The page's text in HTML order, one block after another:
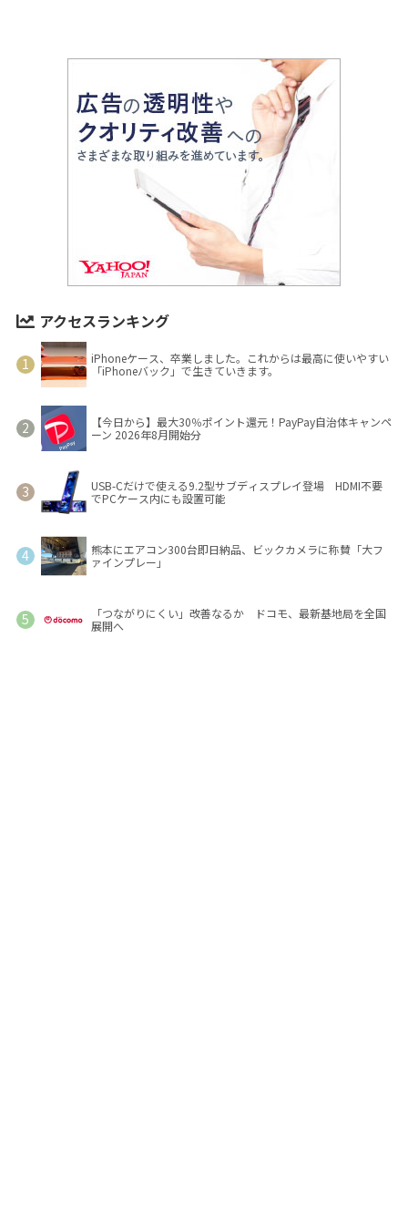
アクセスランキング
iPhoneケース、卒業しました。これからは最高に使いやすい
「iPhoneバック」で生きていきます。
【今日から】最大30％ポイント還元！PayPay自治体キャンペ
ーン 2026年8月開始分
USB-Cだけで使える9.2型サブディスプレイ登場 HDMI不要
でPCケース内にも設置可能
熊本にエアコン300台即日納品、ビックカメラに称賛「大フ
ァインプレー」
「つながりにくい」改善なるか ドコモ、最新基地局を全国
展開へ